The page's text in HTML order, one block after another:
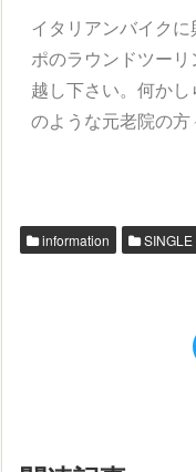
イタリアンバイク
ポのラウンドツー
越し下さい。何かし
のような元老院の方
information SINGLE